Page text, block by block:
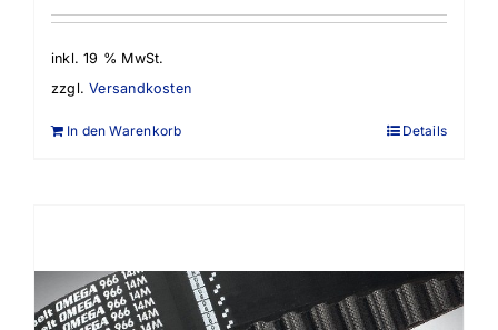
inkl. 19 % MwSt.
zzgl.Versandkosten
In den Warenkorb Details